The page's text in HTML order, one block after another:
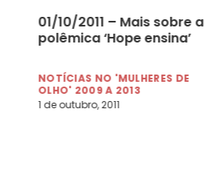
01/10/2011 – Mais sobre a
polêmica ‘Hope ensina’
NOTÍCIAS NO 'MULHERES DE
OLHO' 2009 A 2013
1 de outubro, 2011